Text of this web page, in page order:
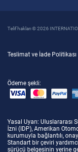
Telif hakları © 2026
Teslimat ve İade Politikası
Ödeme şekli:
Yasal Uyarı: Uluslararası
İzni (IDP), Amerikan
kurumuyla bağlantılı,
Standart bir çeviri
sürücü belgesinin yerine